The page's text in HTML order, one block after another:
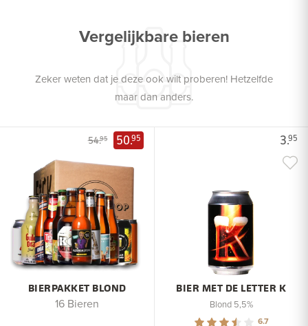
Vergelijkbare bieren
Zeker weten dat je deze ook wilt proberen! Hetzelfde
maar dan anders.
54.95 50.95
BIERPAKKET BLOND
16 Bieren
3.95
BIER MET DE LETTER K
Blond 5,5%
6.7